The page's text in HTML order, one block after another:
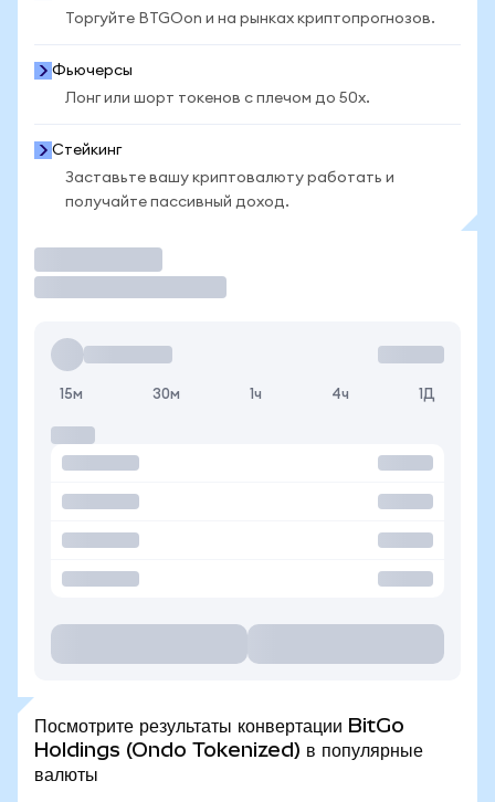
Торгуйте BTGOon и на рынках криптопрогнозов.
Фьючерсы
Лонг или шорт токенов с плечом до 50x.
Стейкинг
Заставьте вашу криптовалюту работать и
получайте пассивный доход.
15м 30м 1ч 4ч 1Д
Посмотрите результаты конвертации BitGo
Holdings (Ondo Tokenized) в популярные
валюты